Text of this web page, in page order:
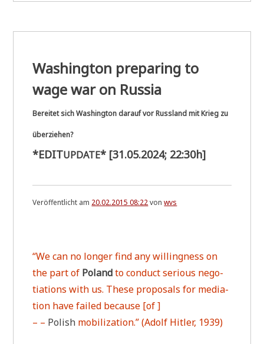
u
t
*
2
3
0
1
5
Washington preparing to
wage war on Russia
Bereitet sich Washington darauf vor Russland mit Krieg zu
überziehen?
*EDITUPDATE* [31.05.2024; 22:30h]
Veröffentlicht am 20.02.2015 08:22vonwvs
“We can no lon­ger find any wil­ling­ness on
the part of Pol­andto con­duct serious nego­
tia­ti­ons with us. The­se pro­po­sals for media­
ti­on have fai­led becau­se [of ]
– – Polish mobi­lizati­on.” (Adolf Hit­ler, 1939)